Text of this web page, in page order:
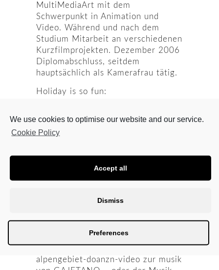
MultiMediaArt mit dem
Schwerpunkt in Animation und
Video. Während und nach dem
Studium Mitarbeit an verschiedenen
Kurzfilmprojekten. Dezember 2006
Diplomabschluss, seitdem
hauptsächlich als Kamerafrau tätig.
Holiday is so fun:
in semitraditionelles-break-plattler-
hip-hop-style-mit-lederhosn-im-
alpengebiet-doanzn-video zur musik
We use cookies to optimise our website and our service.
Cookie Policy
Accept all
Dismiss
Preferences